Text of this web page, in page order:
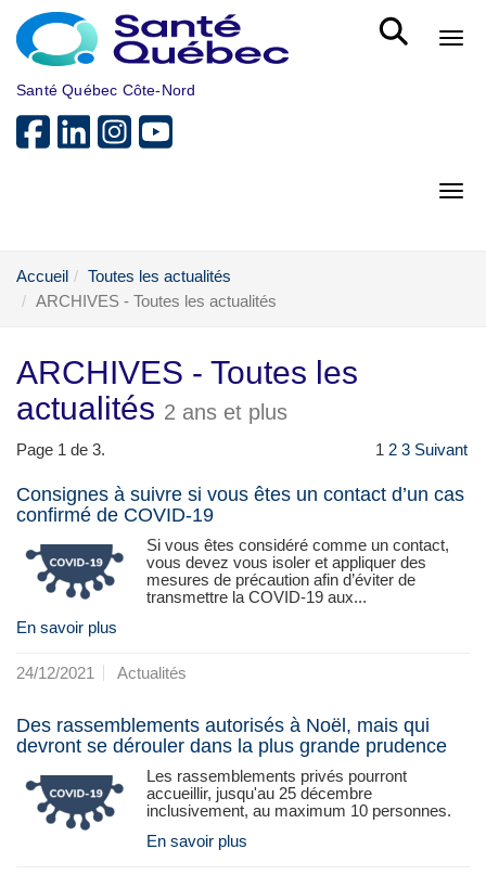
Aller au menu principal
Santé Québec Côte-Nord
Accueil
Toutes les actualités
ARCHIVES - Toutes les actualités
ARCHIVES - Toutes les
actualités 2 ans et plus
Page 1 de 3. 1 2 3 Suivant
Consignes à suivre si vous êtes un contact d’un cas
confirmé de COVID-19
Si vous êtes considéré comme un contact,
vous devez vous isoler et appliquer des
mesures de précaution afin d’éviter de
transmettre la COVID‑19 aux...
En savoir plus
24/12/2021 Actualités
Des rassemblements autorisés à Noël, mais qui
devront se dérouler dans la plus grande prudence
Les rassemblements privés pourront
accueillir, jusqu'au 25 décembre
inclusivement, au maximum 10 personnes.
En savoir plus